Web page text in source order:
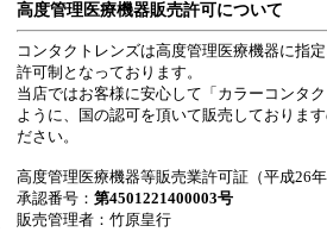
高度管理医療機器販売許可について
コンタクトレンズは高度管理医療機器に指
許可制となっております。
当店ではお客様に安心して「カラーコンタ
ように、国の認可を頂いて販売しておりま
ださい。
高度管理医療機器等販売業許可証（平成26年
承認番号： 第4501221400003号
販売管理者：竹原皇行